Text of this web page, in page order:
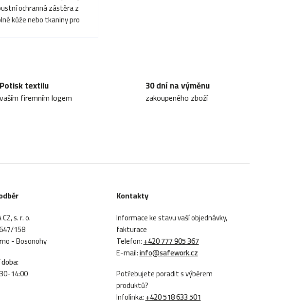
ochranná zástěra z
kůže nebo tkaniny pro
l
k
Potisk textilu
vaším firemním logem
30 dní na výměnu
zakoupeného zboží
s. r. o.
158
- Bosonohy
14:00
Kontakty
Informace ke stavu vaší objednávky,
fakturace
Telefon:+420 777 905 367
E-mail:info@safework.cz
Potřebujete poradit s výběrem
produktů?
Infolinka:+420 518 633 501